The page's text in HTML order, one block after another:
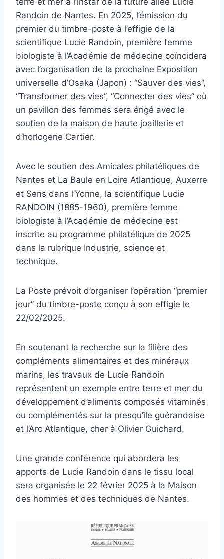
Randoin de Nantes. En 2025, l’émission du
premier du timbre-poste à l’effigie de la
scientifique Lucie Randoin, première femme
biologiste à l’Académie de médecine coïncidera
avec l’organisation de la prochaine Exposition
universelle d’Osaka (Japon) : “Sauver des vies”,
“Transformer des vies”, “Connecter des vies” où
un pavillon des femmes sera érigé avec le
soutien de la maison de haute joaillerie et
d’horlogerie Cartier.
Avec le soutien des Amicales philatéliques de
Nantes et La Baule en Loire Atlantique, Auxerre
et Sens dans l’Yonne, la scientifique Lucie
RANDOIN (1885-1960), première femme
biologiste à l’Académie de médecine est
inscrite au programme philatélique de 2025
dans la rubrique Industrie, science et
technique.
La Poste prévoit d’organiser l’opération “premier
jour” du timbre-poste conçu à son effigie le
22/02/2025.
En soutenant la recherche sur la filière des
compléments alimentaires et des minéraux
marins, les travaux de Lucie Randoin
représentent un exemple entre terre et mer du
développement d’aliments composés vitaminés
ou complémentés sur la presqu’île guérandaise
et l’Arc Atlantique, cher à Olivier Guichard.
Une grande conférence qui abordera les
apports de Lucie Randoin dans le tissu local
sera organisée le 22 février 2025 à la Maison
des hommes et des techniques de Nantes.